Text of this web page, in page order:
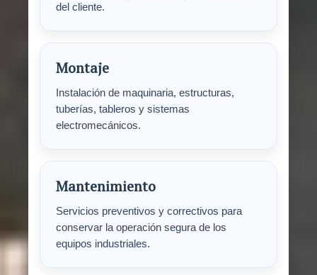
del cliente.
Montaje
Instalación de maquinaria, estructuras,
tuberías, tableros y sistemas
electromecánicos.
Mantenimiento
Servicios preventivos y correctivos para
conservar la operación segura de los
equipos industriales.